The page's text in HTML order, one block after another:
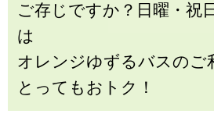
ご存じですか？日曜・祝
は
オレンジゆずるバスのご
とってもおトク！